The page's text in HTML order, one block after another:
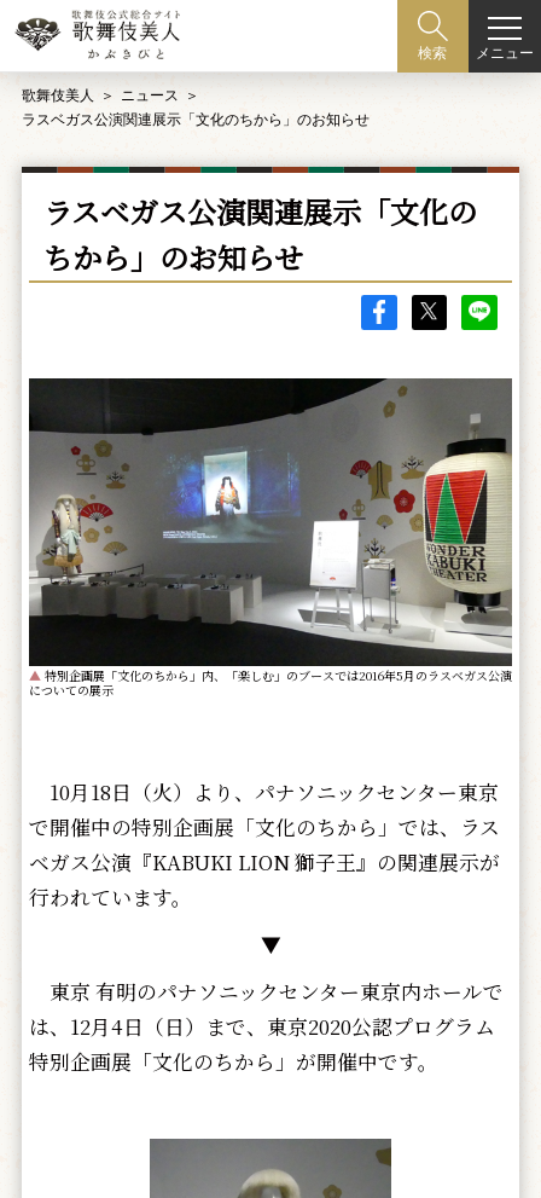
検索 メニュー
歌舞伎美人
ニュース
ラスベガス公演関連展示「文化のちから」のお知らせ
ラスベガス公演関連展示「文化の
ちから」のお知らせ
▲ 特別企画展「文化のちから」内、「楽しむ」のブースでは2016年5月のラスベガス公演
についての展示
10月18日（火）より、パナソニックセンター東京
で開催中の特別企画展「文化のちから」では、ラス
ベガス公演『KABUKI LION 獅子王』の関連展示が
行われています。
▼
東京 有明のパナソニックセンター東京内ホールで
は、12月4日（日）まで、東京2020公認プログラム
特別企画展「文化のちから」が開催中です。